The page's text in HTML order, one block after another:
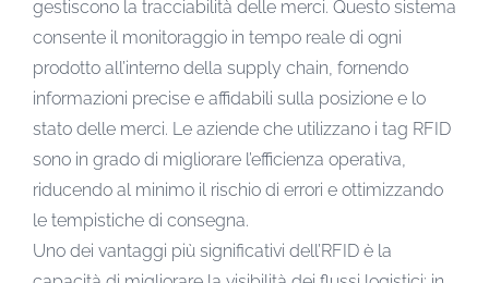
gestiscono la tracciabilità delle merci. Questo sistema
consente il monitoraggio in tempo reale di ogni
prodotto all’interno della supply chain, fornendo
informazioni precise e affidabili sulla posizione e lo
stato delle merci. Le aziende che utilizzano i tag RFID
sono in grado di migliorare l’efficienza operativa,
riducendo al minimo il rischio di errori e ottimizzando
le tempistiche di consegna.
Uno dei vantaggi più significativi dell’RFID è la